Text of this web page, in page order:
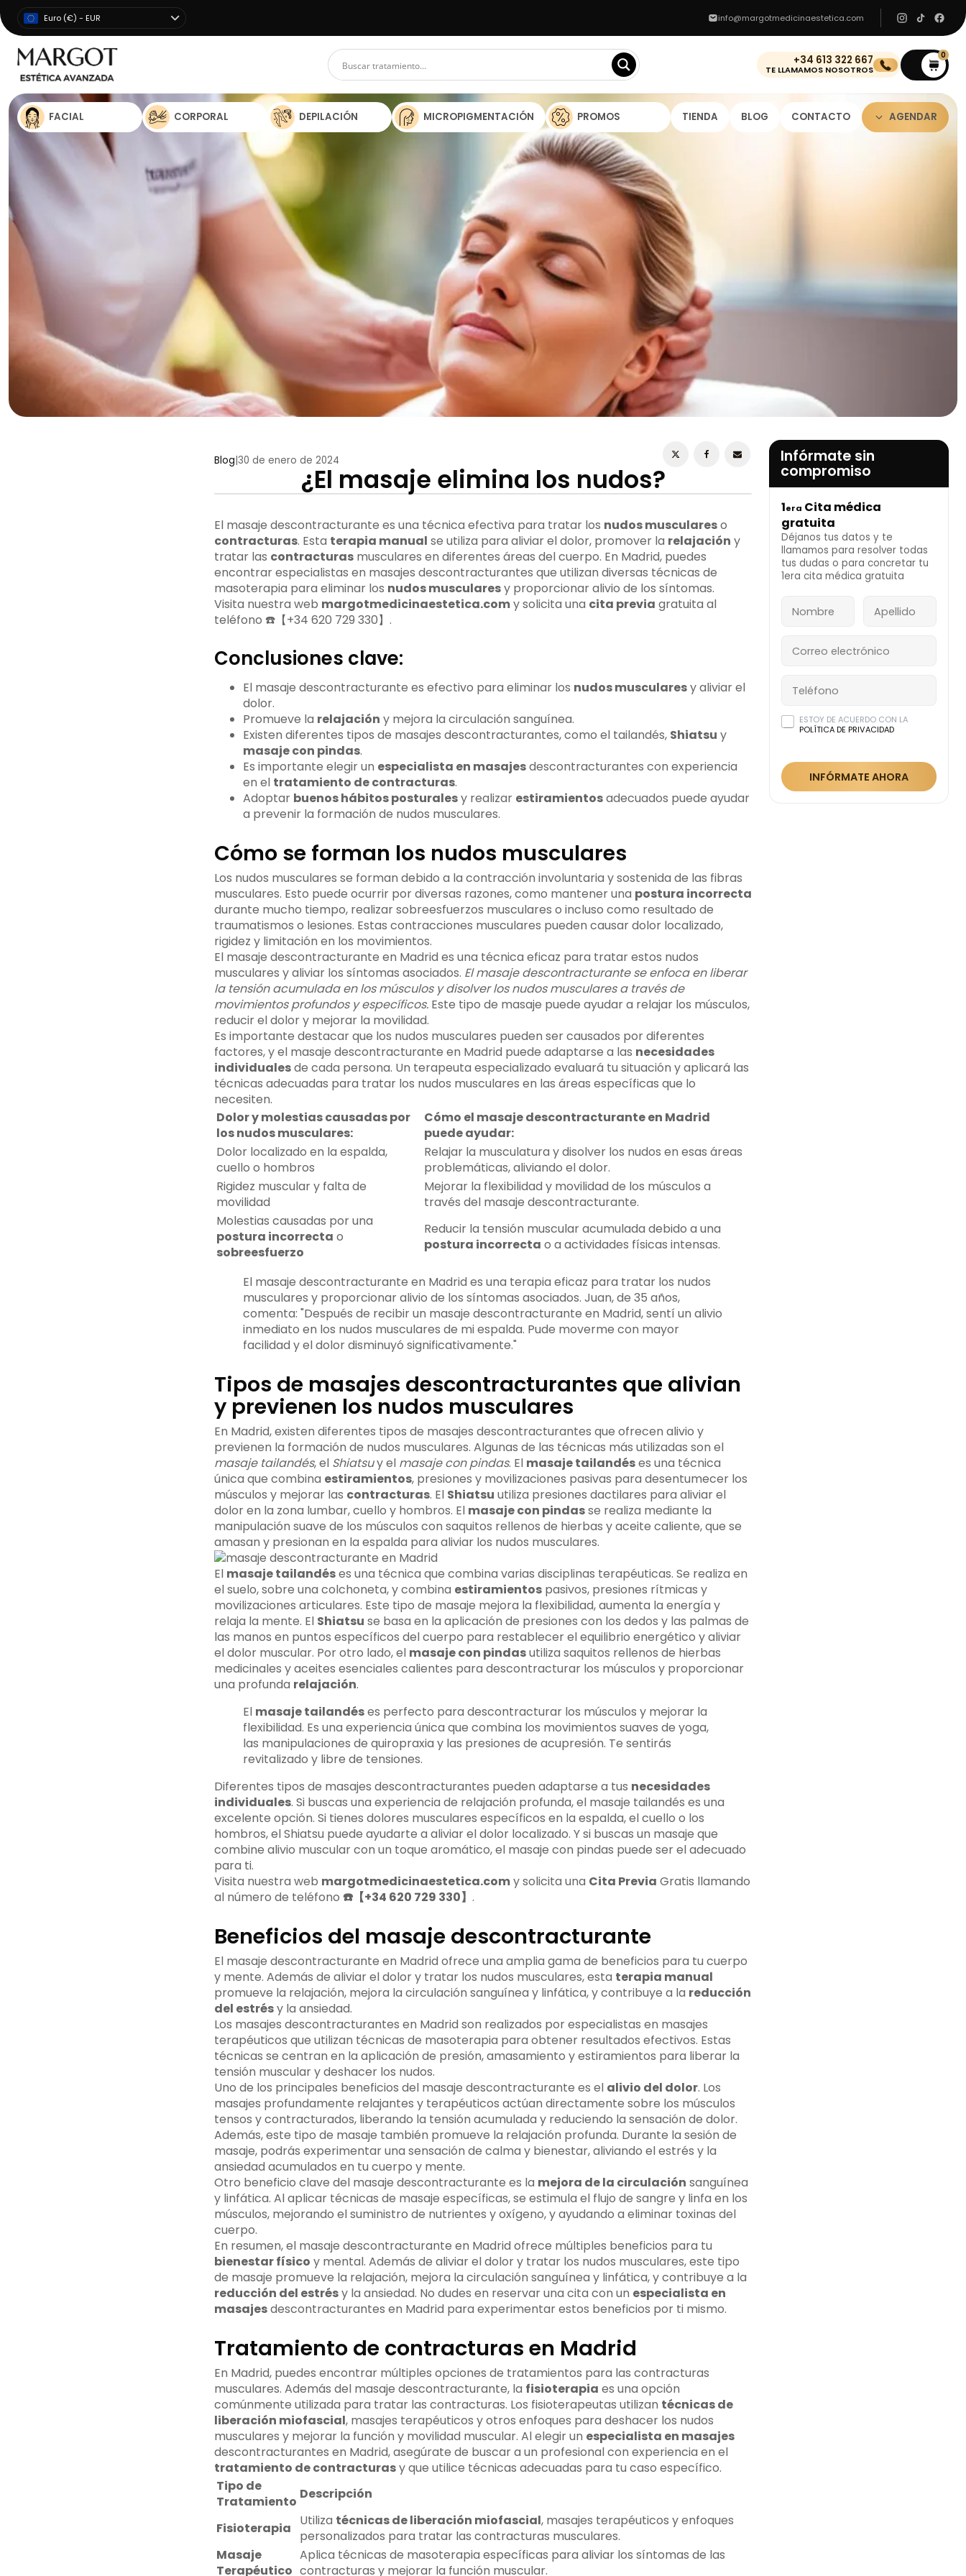
Euro (€) - EUR info@margotmedicinaestetica.com
+34 613 322 667
TE LLAMAMOS NOSOTROS
0
FACIAL CORPORAL DEPILACIÓN MICROPIGMENTACIÓN PROMOS TIENDA BLOG CONTACTO AGENDAR
PRIVACIDAD
INFÓRMATE AHORA
Blog 30 de enero de 2024
¿El masaje elimina los nudos?
El masaje descontracturante es una técnica efectiva para tratar los nudos musculareso
contracturas. Esta terapia manual se utiliza para aliviar el dolor, promover la relajación y
tratar las contracturasmusculares en diferentes áreas del cuerpo. En Madrid, puedes
encontrar especialistas en masajes descontracturantes que utilizan diversas técnicas de
masoterapia para eliminar los nudos muscularesy proporcionar alivio de los síntomas.
Visita nuestra web margotmedicinaestetica.comy solicita una cita previa gratuita al
teléfono ☎️【+34 620 729 330】.
Conclusiones clave:
El masaje descontracturante es efectivo para eliminar los nudos muscularesy aliviar el
dolor.
Promueve la relajación y mejora la circulación sanguínea.
Existen diferentes tipos de masajes descontracturantes, como el tailandés, Shiatsu y
masaje con pindas.
Es importante elegir un especialista en masajesdescontracturantes con experiencia
en el tratamiento de contracturas.
Adoptar buenos hábitos posturalesy realizar estiramientosadecuados puede ayudar
a prevenir la formación de nudos musculares.
Cómo se forman los nudos musculares
Los nudos musculares se forman debido a la contracción involuntaria y sostenida de las fibras
musculares. Esto puede ocurrir por diversas razones, como mantener una postura incorrecta
durante mucho tiempo, realizar sobreesfuerzos musculares o incluso como resultado de
traumatismos o lesiones. Estas contracciones musculares pueden causar dolor localizado,
rigidez y limitación en los movimientos.
El masaje descontracturante en Madrid es una técnica eficaz para tratar estos nudos
musculares y aliviar los síntomas asociados. El masaje descontracturante se enfoca en liberar
la tensión acumulada en los músculos y disolver los nudos musculares a través de
movimientos profundos y específicos.Este tipo de masaje puede ayudar a relajar los músculos,
reducir el dolor y mejorar la movilidad.
Es importante destacar que los nudos musculares pueden ser causados por diferentes
factores, y el masaje descontracturante en Madrid puede adaptarse a las necesidades
individualesde cada persona. Un terapeuta especializado evaluará tu situación y aplicará las
técnicas adecuadas para tratar los nudos musculares en las áreas específicas que lo
necesiten.
Dolor y molestias causadas por
los nudos musculares:
Cómo el masaje descontracturante en Madrid
puede ayudar:
Dolor localizado en la espalda,
cuello o hombros
Relajar la musculatura y disolver los nudos en esas áreas
problemáticas, aliviando el dolor.
Rigidez muscular y falta de
movilidad
Mejorar la flexibilidad y movilidad de los músculos a
través del masaje descontracturante.
Molestias causadas por una
postura incorrecta o
sobreesfuerzo
Reducir la tensión muscular acumulada debido a una
postura incorrecta o a actividades físicas intensas.
El masaje descontracturante en Madrid es una terapia eficaz para tratar los nudos
musculares y proporcionar alivio de los síntomas asociados. Juan, de 35 años,
comenta: "Después de recibir un masaje descontracturante en Madrid, sentí un alivio
inmediato en los nudos musculares de mi espalda. Pude moverme con mayor
facilidad y el dolor disminuyó significativamente."
Tipos de masajes descontracturantes que alivian
y previenen los nudos musculares
En Madrid, existen diferentes tipos de masajes descontracturantes que ofrecen alivio y
previenen la formación de nudos musculares. Algunas de las técnicas más utilizadas son el
masaje tailandés, el Shiatsuy el masaje con pindas. El masaje tailandéses una técnica
única que combina estiramientos, presiones y movilizaciones pasivas para desentumecer los
músculos y mejorar las contracturas. El Shiatsu utiliza presiones dactilares para aliviar el
dolor en la zona lumbar, cuello y hombros. El masaje con pindasse realiza mediante la
manipulación suave de los músculos con saquitos rellenos de hierbas y aceite caliente, que se
amasan y presionan en la espalda para aliviar los nudos musculares.
El masaje tailandéses una técnica que combina varias disciplinas terapéuticas. Se realiza en
el suelo, sobre una colchoneta, y combina estiramientospasivos, presiones rítmicas y
movilizaciones articulares. Este tipo de masaje mejora la flexibilidad, aumenta la energía y
relaja la mente. El Shiatsu se basa en la aplicación de presiones con los dedos y las palmas de
las manos en puntos específicos del cuerpo para restablecer el equilibrio energético y aliviar
el dolor muscular. Por otro lado, el masaje con pindasutiliza saquitos rellenos de hierbas
medicinales y aceites esenciales calientes para descontracturar los músculos y proporcionar
una profunda relajación.
El masaje tailandéses perfecto para descontracturar los músculos y mejorar la
flexibilidad. Es una experiencia única que combina los movimientos suaves de yoga,
las manipulaciones de quiropraxia y las presiones de acupresión. Te sentirás
revitalizado y libre de tensiones.
Diferentes tipos de masajes descontracturantes pueden adaptarse a tus necesidades
individuales. Si buscas una experiencia de relajación profunda, el masaje tailandés es una
excelente opción. Si tienes dolores musculares específicos en la espalda, el cuello o los
hombros, el Shiatsu puede ayudarte a aliviar el dolor localizado. Y si buscas un masaje que
combine alivio muscular con un toque aromático, el masaje con pindas puede ser el adecuado
para ti.
Visita nuestra web margotmedicinaestetica.comy solicita una Cita Previa Gratis llamando
al número de teléfono ☎️【+34 620 729 330】 .
Beneficios del masaje descontracturante
El masaje descontracturante en Madrid ofrece una amplia gama de beneficios para tu cuerpo
y mente. Además de aliviar el dolor y tratar los nudos musculares, esta terapia manual
promueve la relajación, mejora la circulación sanguínea y linfática, y contribuye a la reducción
del estrésy la ansiedad.
Los masajes descontracturantes en Madrid son realizados por especialistas en masajes
terapéuticos que utilizan técnicas de masoterapia para obtener resultados efectivos. Estas
técnicas se centran en la aplicación de presión, amasamiento y estiramientos para liberar la
tensión muscular y deshacer los nudos.
Uno de los principales beneficios del masaje descontracturante es el alivio del dolor. Los
masajes profundamente relajantes y terapéuticos actúan directamente sobre los músculos
tensos y contracturados, liberando la tensión acumulada y reduciendo la sensación de dolor.
Además, este tipo de masaje también promueve la relajación profunda. Durante la sesión de
masaje, podrás experimentar una sensación de calma y bienestar, aliviando el estrés y la
ansiedad acumulados en tu cuerpo y mente.
Otro beneficio clave del masaje descontracturante es la mejora de la circulación sanguínea
y linfática. Al aplicar técnicas de masaje específicas, se estimula el flujo de sangre y linfa en los
músculos, mejorando el suministro de nutrientes y oxígeno, y ayudando a eliminar toxinas del
cuerpo.
En resumen, el masaje descontracturante en Madrid ofrece múltiples beneficios para tu
bienestar físico y mental. Además de aliviar el dolor y tratar los nudos musculares, este tipo
de masaje promueve la relajación, mejora la circulación sanguínea y linfática, y contribuye a la
reducción del estrésy la ansiedad. No dudes en reservar una cita con un especialista en
masajesdescontracturantes en Madrid para experimentar estos beneficios por ti mismo.
Tratamiento de contracturas en Madrid
En Madrid, puedes encontrar múltiples opciones de tratamientos para las contracturas
musculares. Además del masaje descontracturante, la fisioterapia es una opción
comúnmente utilizada para tratar las contracturas. Los fisioterapeutas utilizan técnicas de
liberación miofascial, masajes terapéuticos y otros enfoques para deshacer los nudos
musculares y mejorar la función y movilidad muscular. Al elegir un especialista en masajes
descontracturantes en Madrid, asegúrate de buscar a un profesional con experiencia en el
tratamiento de contracturasy que utilice técnicas adecuadas para tu caso específico.
Tipo de
Tratamiento Descripción
Fisioterapia Utiliza técnicas de liberación miofascial, masajes terapéuticos y enfoques
personalizados para tratar las contracturas musculares.
Masaje
Terapéutico
Aplica técnicas de masoterapia específicas para aliviar los síntomas de las
contracturas y mejorar la función muscular.
Infórmate sin
compromiso
1era Cita médica
gratuita
Déjanos tus datos y te
llamamos para resolver todas
tus dudas o para concretar tu
1era cita médica gratuita
ESTOY DE ACUERDO CON LA
POLÍTICA DE PRIVACIDAD
INFÓRMATE AHORA